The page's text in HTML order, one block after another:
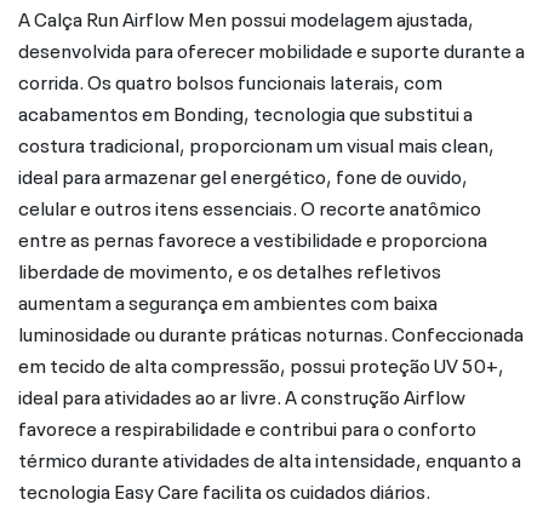
A Calça Run Airflow Men possui modelagem ajustada,
desenvolvida para oferecer mobilidade e suporte durante a
corrida. Os quatro bolsos funcionais laterais, com
acabamentos em Bonding, tecnologia que substitui a
costura tradicional, proporcionam um visual mais clean,
ideal para armazenar gel energético, fone de ouvido,
celular e outros itens essenciais. O recorte anatômico
entre as pernas favorece a vestibilidade e proporciona
liberdade de movimento, e os detalhes refletivos
aumentam a segurança em ambientes com baixa
luminosidade ou durante práticas noturnas. Confeccionada
em tecido de alta compressão, possui proteção UV 50+,
ideal para atividades ao ar livre. A construção Airflow
favorece a respirabilidade e contribui para o conforto
térmico durante atividades de alta intensidade, enquanto a
tecnologia Easy Care facilita os cuidados diários.